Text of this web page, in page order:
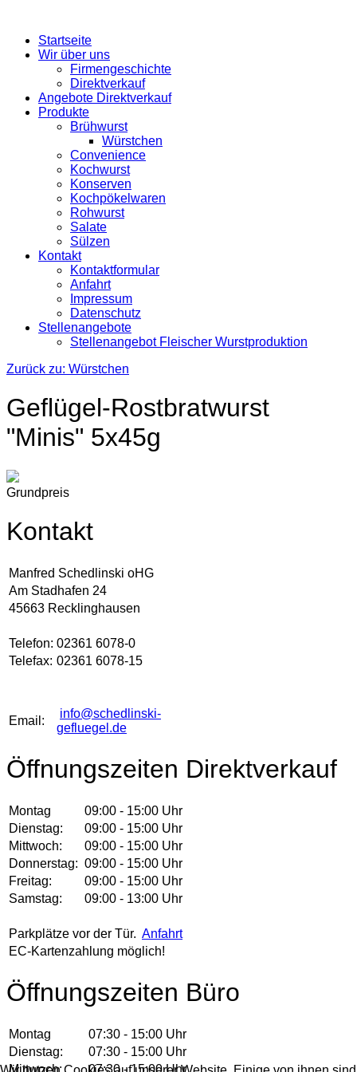
Startseite
Wir über uns
Firmengeschichte
Direktverkauf
Angebote Direktverkauf
Produkte
Brühwurst
Würstchen
Convenience
Kochwurst
Konserven
Kochpökelwaren
Rohwurst
Salate
Sülzen
Kontakt
Kontaktformular
Anfahrt
Impressum
Datenschutz
Stellenangebote
Stellenangebot Fleischer Wurstproduktion
Zurück zu: Würstchen
Geflügel-Rostbratwurst
"Minis" 5x45g
Grundpreis
Kontakt
Manfred Schedlinski oHG
Am Stadhafen 24
45663 Recklinghausen
Telefon: 02361 6078-0
Telefax: 02361 6078-15
Email:
info@schedlinski-
gefluegel.de
Öffnungszeiten Direktverkauf
Montag
09:00 - 15:00 Uhr
Dienstag:
09:00 - 15:00 Uhr
Mittwoch:
09:00 - 15:00 Uhr
Donnerstag: 09:00 - 15:00 Uhr
Freitag:
09:00 - 15:00 Uhr
Samstag:
09:00 - 13:00 Uhr
Parkplätze vor der Tür. Anfahrt
EC-Kartenzahlung möglich!
Öffnungszeiten Büro
Montag
07:30 - 15:00 Uhr
Dienstag:
07:30 - 15:00 Uhr
Mittwoch:
07:30 - 15:00 Uhr